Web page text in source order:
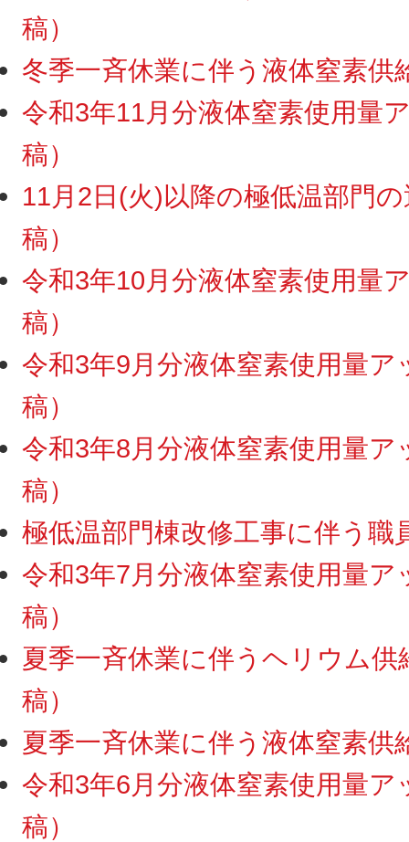
稿）
冬季一斉休業に伴う液体窒素
令和3年11月分液体窒素使用量
稿）
11月2日(火)以降の極低温部門
稿）
令和3年10月分液体窒素使用量
稿）
令和3年9月分液体窒素使用量
稿）
令和3年8月分液体窒素使用量
稿）
極低温部門棟改修工事に伴う
令和3年7月分液体窒素使用量
稿）
夏季一斉休業に伴うヘリウム
稿）
夏季一斉休業に伴う液体窒素
令和3年6月分液体窒素使用量
稿）